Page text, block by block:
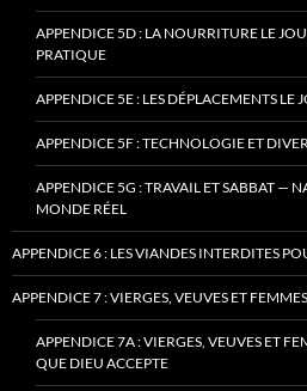
APPENDICE 5D : LA NOURRITURE LE
PRATIQUE
APPENDICE 5E : LES DÉPLACEMENTS LE
APPENDICE 5F : TECHNOLOGIE ET
APPENDICE 5G : TRAVAIL ET SABBAT —
MONDE RÉEL
APPENDICE 6 : LES VIANDES INTERDITES
APPENDICE 7 : VIERGES, VEUVES ET
APPENDICE 7A : VIERGES, VEUVES ET
QUE DIEU ACCEPTE